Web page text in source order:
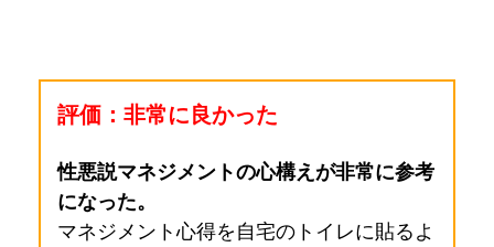
評価：非常に良かった
性悪説マネジメントの心構えが非常に参考
になった。
マネジメント心得を自宅のトイレに貼るよ